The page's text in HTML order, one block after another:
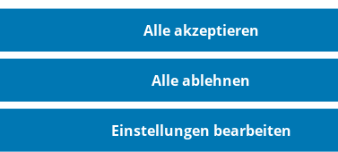
Fächerübergreifend,
am
21.11.2019
Alle akzeptieren
Alle ablehnen
Einstellungen bearbeiten